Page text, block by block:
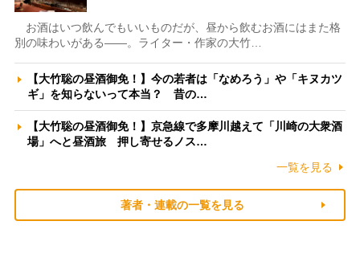
お酒はいつ飲んでもいいものだが、昼から飲むお酒にはまた格
別の味わいがある――。ライター・作家の大竹…
【大竹聡の昼酒御免！】今の若者は「なめろう」や「キヌカツ
ギ」を知らないって本当？ 昔の…
【大竹聡の昼酒御免！】京急線で多摩川越えて「川崎の大衆酒
場」へと昼酒旅 押し寄せるノス…
一覧を見る
著者・連載の一覧を見る